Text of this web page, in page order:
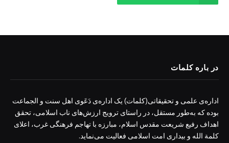
در باره کلمات
اداره‌ی علمی و تحقیقاتی(کلمات) یک اداره‌ی دَعَوی اهل سنت و الجماعت
بوده که به‌طور مستقل، در راستای ترویج ارزش‌های ناب اسلامی، تحقق
اهداف رفیع شریعت مقدس اسلام، مبارزه با تهاجم فرهنگی غرب، اعلای
کلمة الله و بیداری امت اسلامی فعالیت می‌نماید.